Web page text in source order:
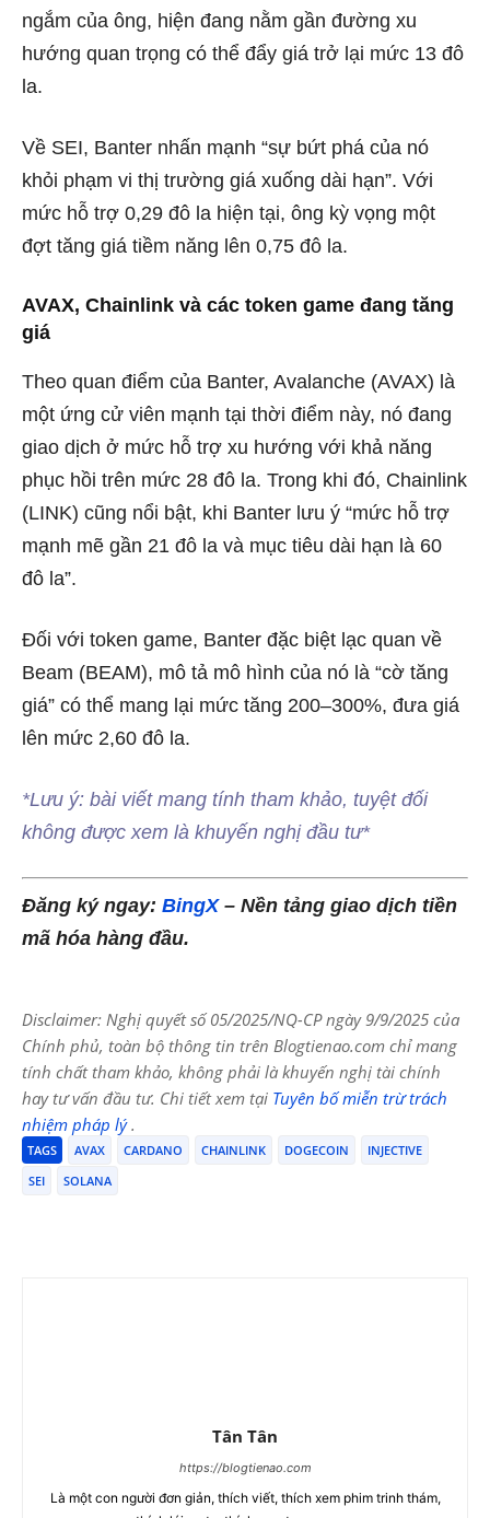
ngắm của ông, hiện đang nằm gần đường xu
hướng quan trọng có thể đẩy giá trở lại mức 13 đô
la.
Về SEI, Banter nhấn mạnh “sự bứt phá của nó
khỏi phạm vi thị trường giá xuống dài hạn”. Với
mức hỗ trợ 0,29 đô la hiện tại, ông kỳ vọng một
đợt tăng giá tiềm năng lên 0,75 đô la.
AVAX, Chainlink và các token game đang tăng
giá
Theo quan điểm của Banter, Avalanche (AVAX) là
một ứng cử viên mạnh tại thời điểm này, nó đang
giao dịch ở mức hỗ trợ xu hướng với khả năng
phục hồi trên mức 28 đô la. Trong khi đó, Chainlink
(LINK) cũng nổi bật, khi Banter lưu ý “mức hỗ trợ
mạnh mẽ gần 21 đô la và mục tiêu dài hạn là 60
đô la”.
Đối với token game, Banter đặc biệt lạc quan về
Beam (BEAM), mô tả mô hình của nó là “cờ tăng
giá” có thể mang lại mức tăng 200–300%, đưa giá
lên mức 2,60 đô la.
*Lưu ý: bài viết mang tính tham khảo, tuyệt đối
không được xem là khuyến nghị đầu tư*
Đăng ký ngay: BingX– Nền tảng giao dịch tiền
mã hóa hàng đầu.
Disclaimer: Nghị quyết số 05/2025/NQ-CP ngày 9/9/2025 của
Chính phủ, toàn bộ thông tin trên Blogtienao.com chỉ mang
tính chất tham khảo, không phải là khuyến nghị tài chính
hay tư vấn đầu tư. Chi tiết xem tại Tuyên bố miễn trừ trách
nhiệm pháp lý.
TAGS AVAX CARDANO CHAINLINK DOGECOIN
INJECTIVE
SEI
SOLANA
Tân Tân
https://blogtienao.com
Là một con người đơn giản, thích viết, thích xem phim trinh thám,